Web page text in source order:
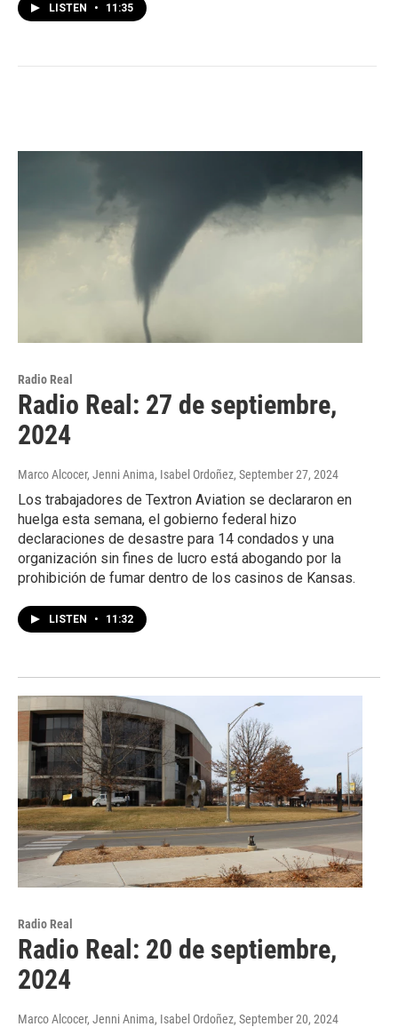
LISTEN • 11:35
Radio Real
Radio Real: 27 de septiembre,
2024
Marco Alcocer, Jenni Anima, Isabel Ordoñez, September 27, 2024
Los trabajadores de Textron Aviation se declararon en
huelga esta semana, el gobierno federal hizo
declaraciones de desastre para 14 condados y una
organización sin fines de lucro está abogando por la
prohibición de fumar dentro de los casinos de Kansas.
LISTEN • 11:32
Radio Real
Radio Real: 20 de septiembre,
2024
Marco Alcocer, Jenni Anima, Isabel Ordoñez, September 20, 2024